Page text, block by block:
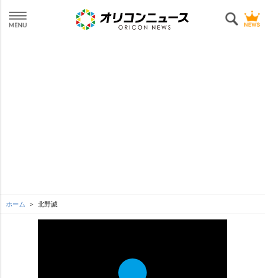
ホーム 北野誠